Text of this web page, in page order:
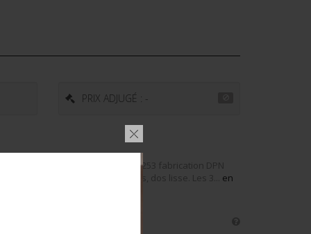
PRIX ADJUGÉ : -
du TD 253 fabrication DPN
TD503 fabrication DP2 boléros, dos lisse. Les 3... en